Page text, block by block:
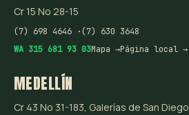
Cr 15 No 28-15
(7) 698 4646 ·(7) 630 3648
WA 315 681 93 03Mapa →Página local →
MEDELLÍN
Cr 43 No 31-183, Galerías de San Diego